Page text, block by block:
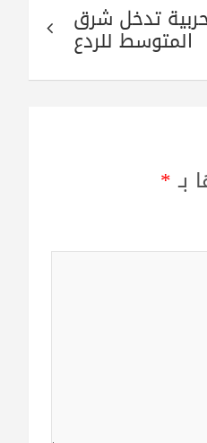
تدخل شرق
المتوسط للردع
بـ*